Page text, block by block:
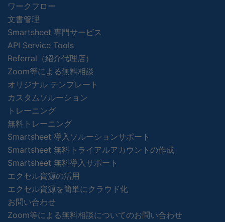
ワークフロー
文書管理
Smartsheet 専門サービス
API Service Tools
Referral（紹介代理店）
Zoom等による無料相談
オリジナル テンプレート
カスタムソルーション
トレーニング
無料トレーニング
Smartsheet 導入ソルーションサポート
Smartsheet 無料トライアルアカウントの作成
Smartsheet 無料導入サポート
エクセル資源の活用
エクセル資源を簡単にクラウド化
お問い合わせ
Zoom等による無料相談についてのお問い合わせ